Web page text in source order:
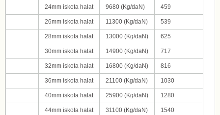
24mm iskota halat 9680 (Kg/daN) 459
26mm iskota halat 11300 (Kg/daN) 539
28mm iskota halat 13000 (Kg/daN) 625
30mm iskota halat 14900 (Kg/daN) 717
32mm iskota halat 16800 (Kg/daN) 816
36mm iskota halat 21100 (Kg/daN) 1030
40mm iskota halat 25900 (Kg/daN) 1280
44mm iskota halat 31100 (Kg/daN) 1540